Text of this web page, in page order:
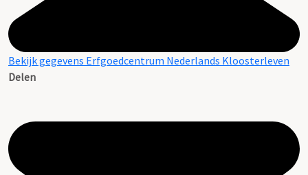
Bekijk gegevens Erfgoedcentrum Nederlands Kloosterleven
Delen